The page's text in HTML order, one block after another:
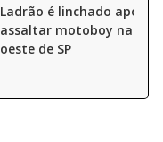
Ladrão é linchado após
assaltar motoboy na
oeste de SP